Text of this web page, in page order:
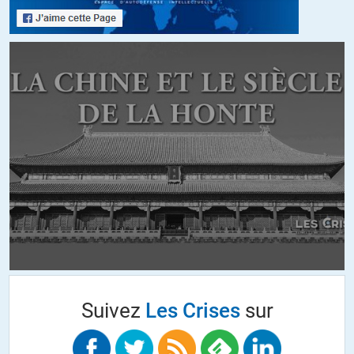
Que fait-on quand on veut faire avancer un âne et que les coups de
bâton n’y parviennent plus seuls ? On lui met devant le nez une belle
cynique sur la photo !
ALERTER
Léa//11.03.2015 à 21h48
« Pour la France sortir de l’euro, ce serait 25% de dévaluation = 1 à 2
millions d’emplois créés sur 2 ans, 3,4% de croissance, retour à des
politiques d’investissements, remise à flot des comptes sociaux etc »
L ‘Euro vient de passer de 1,39 à 1,10, ça fait 26 % de dévaluation. On
Dévaluation qui n’a aucune influence positive sur nos échanges intra-
Suivez Les Crisessur